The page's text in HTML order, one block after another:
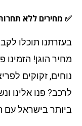
מחירים ללא תחרות
תוכלו לקבל
הוגן! הזמינו
זקוקים לפריצת
פנו אלינו
בישראל עם